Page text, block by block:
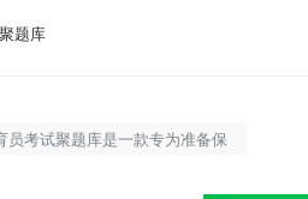
题库
员考试聚题库是一款专为准备保